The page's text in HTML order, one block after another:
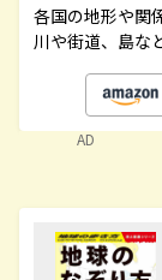
各国の地形や関
川や街道、島な
AD